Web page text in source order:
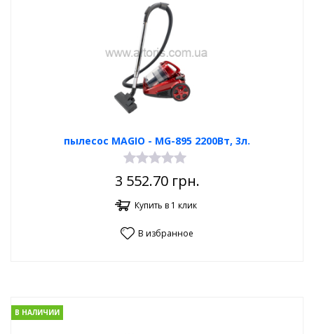
пылесос MAGIO - МG-895 2200Вт, 3л.
3 552.70грн.
Купить в 1 клик
В избранное
В НАЛИЧИИ